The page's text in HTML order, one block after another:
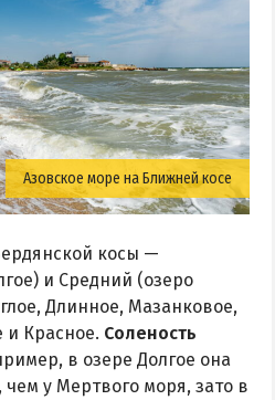
Азовское море на Ближней косе
косы —
и Средний (озеро
Длинное, Мазанковое,
и Красное. Соленость
в озере Долгое она
у Мертвого моря, зато в